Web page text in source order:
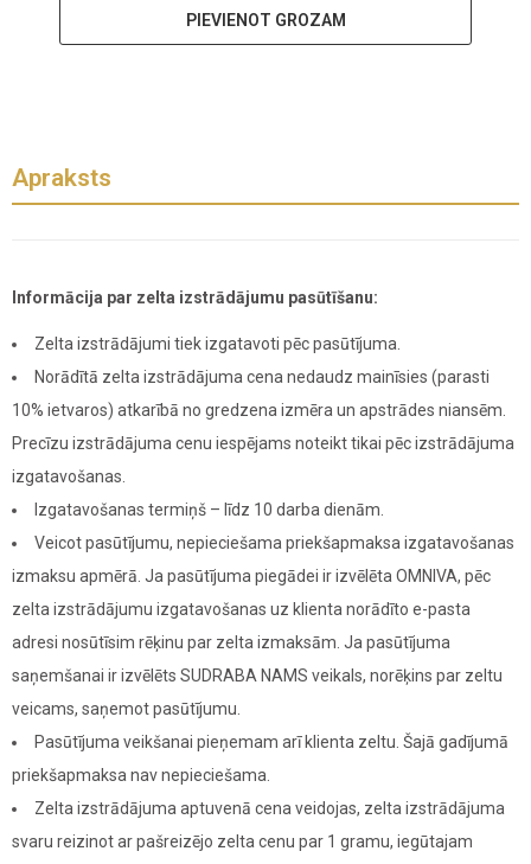
PIEVIENOT GROZAM
Apraksts
Informācija par zelta izstrādājumu pasūtīšanu:
Zelta izstrādājumi tiek izgatavoti pēc pasūtījuma.
Norādītā zelta izstrādājuma cena nedaudz mainīsies (parasti
10% ietvaros) atkarībā no gredzena izmēra un apstrādes niansēm.
Precīzu izstrādājuma cenu iespējams noteikt tikai pēc izstrādājuma
izgatavošanas.
Izgatavošanas termiņš – līdz 10 darba dienām.
Veicot pasūtījumu, nepieciešama priekšapmaksa izgatavošanas
izmaksu apmērā. Ja pasūtījuma piegādei ir izvēlēta OMNIVA, pēc
zelta izstrādājumu izgatavošanas uz klienta norādīto e-pasta
adresi nosūtīsim rēķinu par zelta izmaksām. Ja pasūtījuma
saņemšanai ir izvēlēts SUDRABA NAMS veikals, norēķins par zeltu
veicams, saņemot pasūtījumu.
Pasūtījuma veikšanai pieņemam arī klienta zeltu. Šajā gadījumā
priekšapmaksa nav nepieciešama.
Zelta izstrādājuma aptuvenā cena veidojas, zelta izstrādājuma
svaru reizinot ar pašreizējo zelta cenu par 1 gramu, iegūtajam